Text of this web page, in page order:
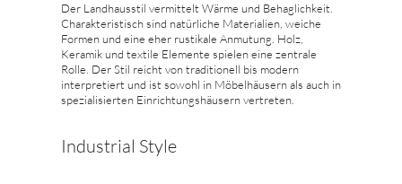
Der Landhausstil vermittelt Wärme und Behaglichkeit.
Charakteristisch sind natürliche Materialien, weiche
Formen und eine eher rustikale Anmutung. Holz,
Keramik und textile Elemente spielen eine zentrale
Rolle. Der Stil reicht von traditionell bis modern
interpretiert und ist sowohl in Möbelhäusern als auch in
spezialisierten Einrichtungshäusern vertreten.
Industrial Style